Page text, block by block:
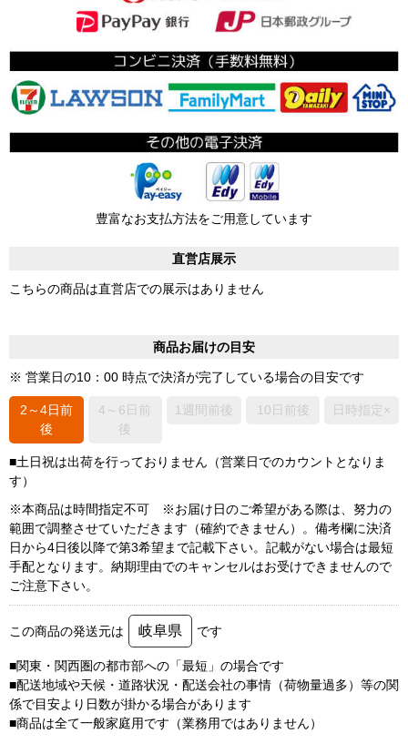
豊富なお支払方法をご用意しています
直営店展示
こちらの商品は直営店での展示はありません
商品お届けの目安
※ 営業日の10：00 時点で決済が完了している場合の目安です
2～4日前
後
4～6日前
後
1週間前後 10日前後 日時指定×
■土日祝は出荷を行っておりません（営業日でのカウントとなりま
す）
※本商品は時間指定不可 ※お届け日のご希望がある際は、努力の
範囲で調整させていただきます（確約できません）。備考欄に決済
日から4日後以降で第3希望まで記載下さい。記載がない場合は最短
手配となります。納期理由でのキャンセルはお受けできませんので
ご注意下さい。
この商品の発送元は 岐阜県 です
■関東・関西圏の都市部への「最短」の場合です
■配送地域や天候・道路状況・配送会社の事情（荷物量過多）等の関
係で目安より日数が掛かる場合があります
■商品は全て一般家庭用です（業務用ではありません）